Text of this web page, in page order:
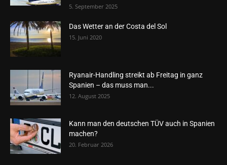
5. September 2025
Das Wetter an der Costa del Sol
15. Juni 2020
Ryanair-Handling streikt ab Freitag in ganz
Spanien – das muss man...
12. August 2025
Kann man den deutschen TÜV auch in Spanien
machen?
20. Februar 2026